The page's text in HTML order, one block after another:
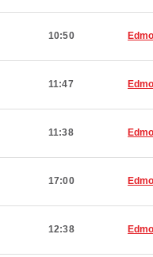
10:50
11:47
11:38
17:00
12:38